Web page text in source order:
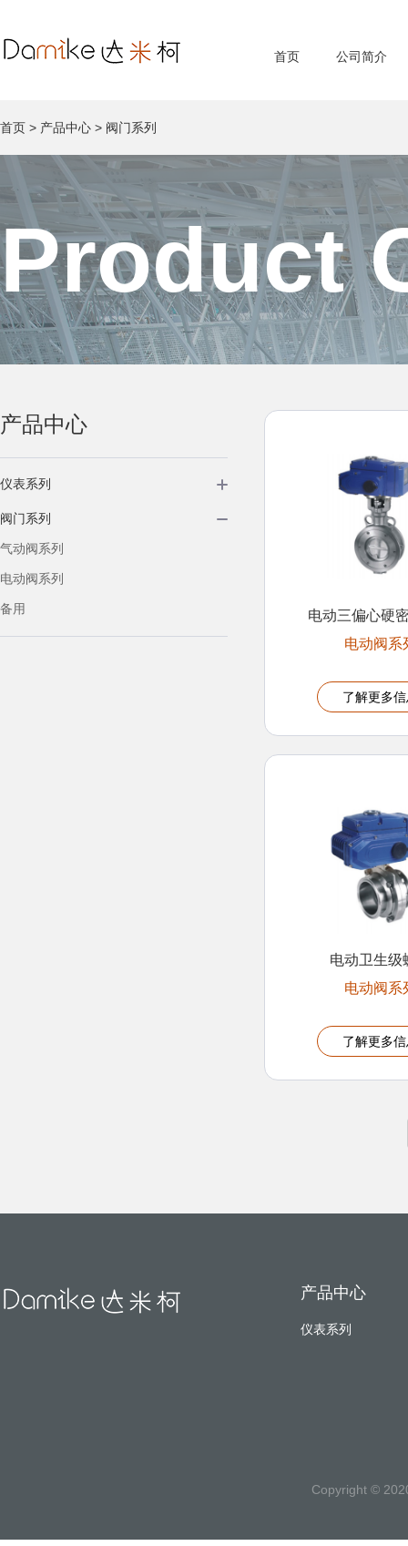
首页 公司简介
首页 > 产品中心 > 阀门系列
Product
产品中心
仪表系列
阀门系列
气动阀系列
电动阀系列
备用
电动三偏心硬
电动阀系
了解更多
电动卫生级
电动阀系
了解更多
产品中心
仪表系列
Copyright ©